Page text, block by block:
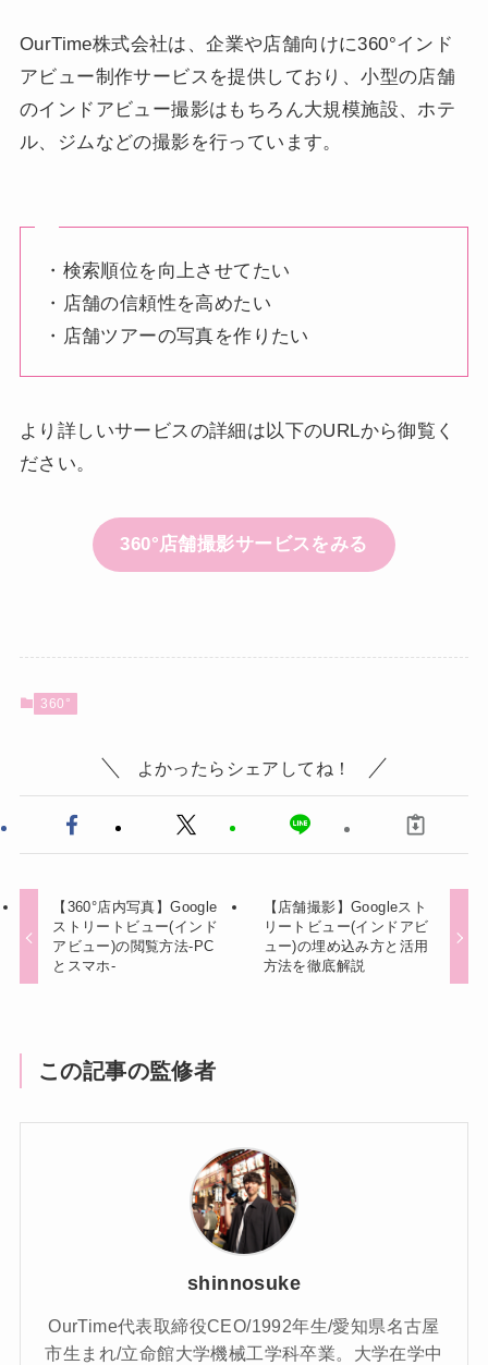
OurTime株式会社は、企業や店舗向けに360°インド
アビュー制作サービスを提供しており、小型の店舗
のインドアビュー撮影はもちろん大規模施設、ホテ
ル、ジムなどの撮影を行っています。
・検索順位を向上させてたい
・店舗の信頼性を高めたい
・店舗ツアーの写真を作りたい
より詳しいサービスの詳細は以下のURLから御覧く
ださい。
360°店舗撮影サービスをみる
360°
よかったらシェアしてね！
【360°店内写真】Google
ストリートビュー(インド
アビュー)の閲覧方法-PC
とスマホ-
【店舗撮影】Googleスト
リートビュー(インドアビ
ュー)の埋め込み方と活用
方法を徹底解説
この記事の監修者
shinnosuke
OurTime代表取締役CEO/1992年生/愛知県名古屋
市生まれ/立命館大学機械工学科卒業。大学在学中